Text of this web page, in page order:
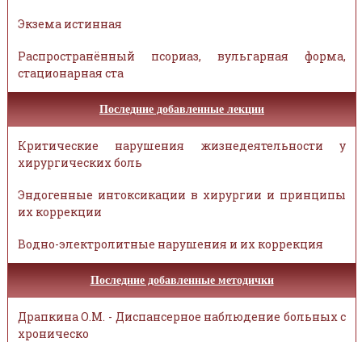
Экзема истинная
Распространённый псориаз, вульгарная форма,
стационарная ста
Последние добавленные лекции
Критические нарушения жизнедеятельности у
хирургических боль
Эндогенные интоксикации в хирургии и принципы
их коррекции
Водно-электролитные нарушения и их коррекция
Последние добавленные методички
Драпкина О.М. - Диспансерное наблюдение больных с
хроническо